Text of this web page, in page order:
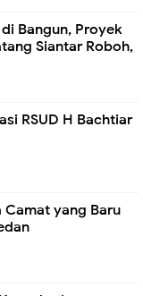
Bangun, Proyek
Siantar Roboh,
RSUD H Bachtiar
Camat yang Baru